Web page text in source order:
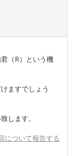
（R）という機
ますでしょう
します。
について報告する